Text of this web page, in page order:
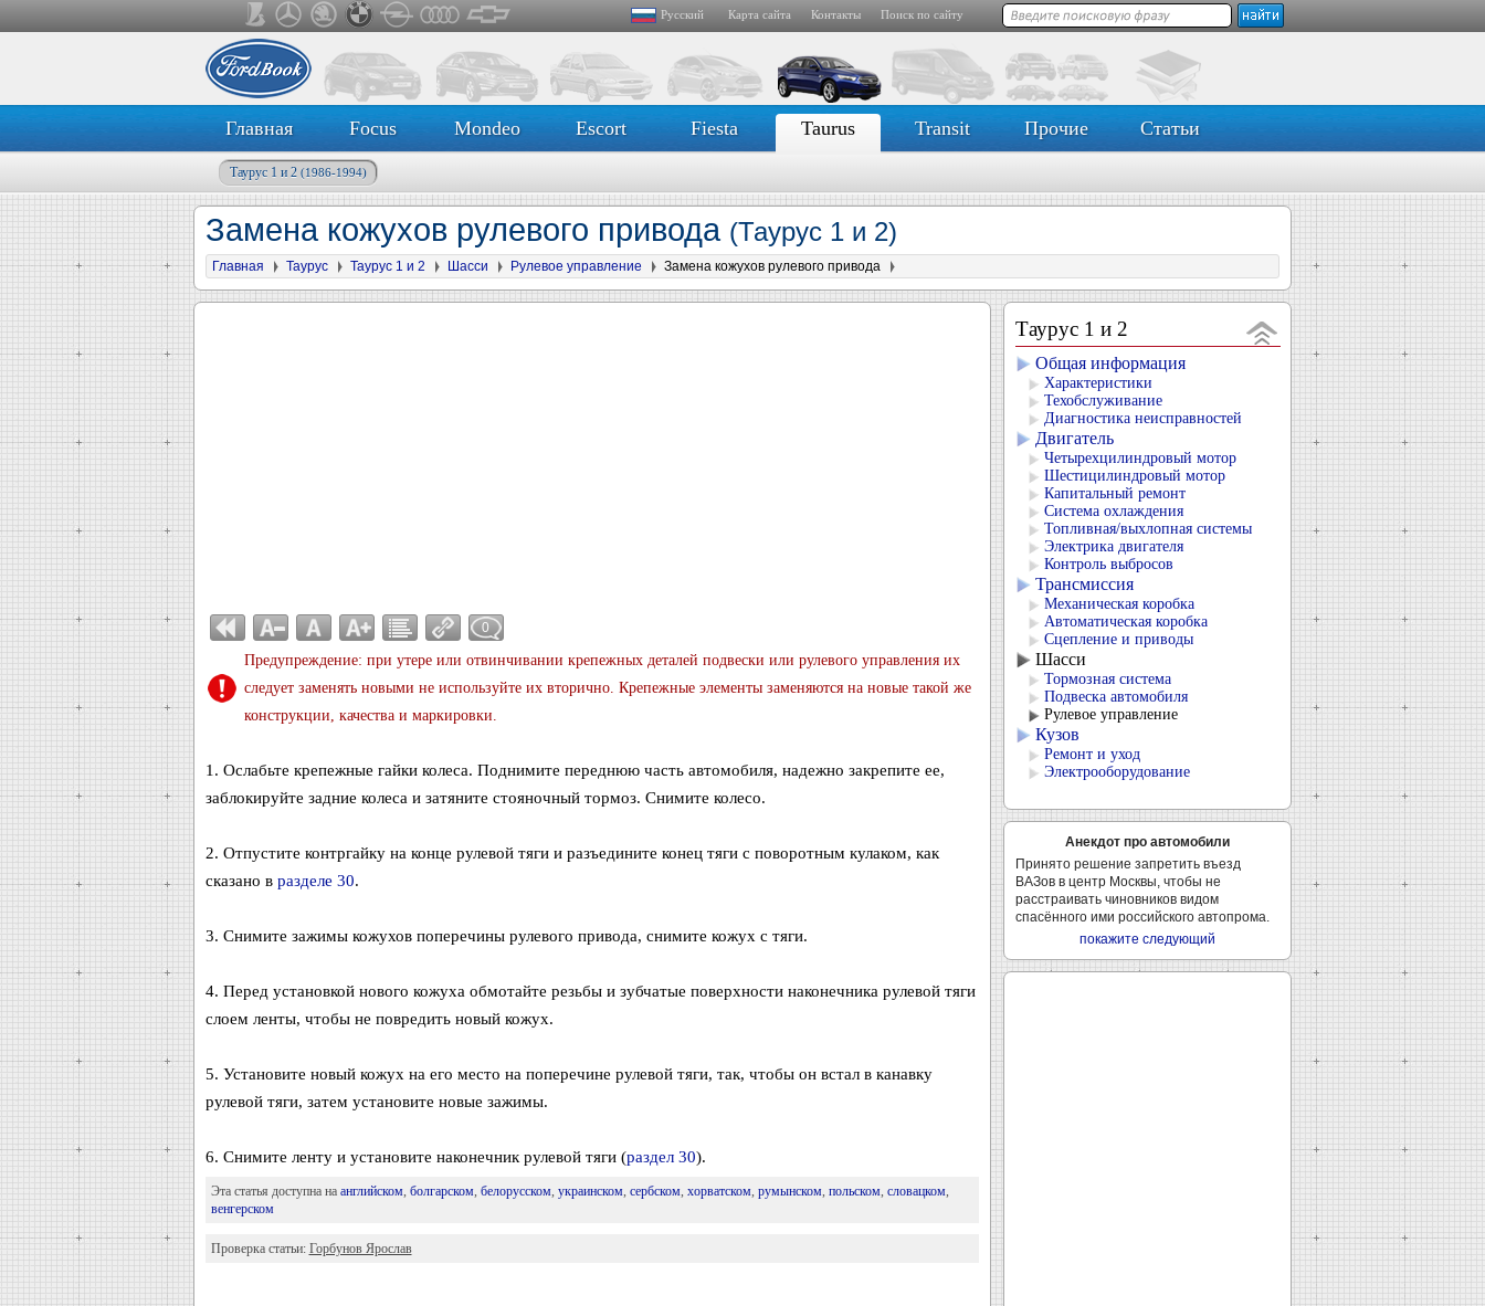
Русский Карта сайта Контакты Поиск по сайту
Главная Focus Mondeo Escort Fiesta Taurus Transit Прочие Статьи
Таурус 1 и 2 (1986-1994)
Замена кожухов рулевого привода (Таурус 1 и 2)
Главная Таурус Таурус 1 и 2 Шасси Рулевое управление Замена кожухов рулевого привода
0
Предупреждение: при утере или отвинчивании крепежных деталей подвески или рулевого управления их
следует заменять новыми не используйте их вторично. Крепежные элементы заменяются на новые такой же
конструкции, качества и маркировки.
1. Ослабьте крепежные гайки колеса. Поднимите переднюю часть автомобиля, надежно закрепите ее,
заблокируйте задние колеса и затяните стояночный тормоз. Снимите колесо.
2. Отпустите контргайку на конце рулевой тяги и разъедините конец тяги с поворотным кулаком, как
сказано в разделе 30.
3. Снимите зажимы кожухов поперечины рулевого привода, снимите кожух с тяги.
4. Перед установкой нового кожуха обмотайте резьбы и зубчатые поверхности наконечника рулевой тяги
слоем ленты, чтобы не повредить новый кожух.
5. Установите новый кожух на его место на поперечине рулевой тяги, так, чтобы он встал в канавку
рулевой тяги, затем установите новые зажимы.
6. Снимите ленту и установите наконечник рулевой тяги (раздел 30).
Эта статья доступна на английском, болгарском, белорусском, украинском, сербском, хорватском, румынском, польском, словацком,
венгерском
Проверка статьи: Горбунов Ярослав
Таурус 1 и 2
Общая информация
Характеристики
Техобслуживание
Диагностика неисправностей
Двигатель
Четырехцилиндровый мотор
Шестицилиндровый мотор
Капитальный ремонт
Система охлаждения
Топливная/выхлопная системы
Электрика двигателя
Контроль выбросов
Трансмиссия
Механическая коробка
Автоматическая коробка
Сцепление и приводы
Шасси
Тормозная система
Подвеска автомобиля
Рулевое управление
Кузов
Ремонт и уход
Электрооборудование
Анекдот про автомобили
Принято решение запретить въезд
ВАЗов в центр Москвы, чтобы не
расстраивать чиновников видом
спасённого ими российского автопрома.
покажите следующий